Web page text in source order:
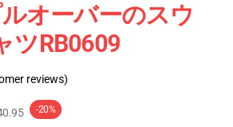
オーバーのスウ
ツRB0609
reviews)
-20%